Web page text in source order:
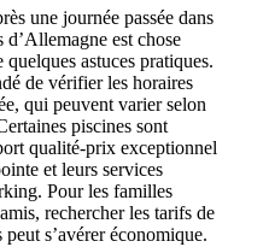
une journée passée dans
d’Allemagne est chose
astuces pratiques.
de vérifier les horaires
qui peuvent varier selon
piscines sont
qualité-prix exceptionnel
et leurs services
Pour les familles
rechercher les tarifs de
s’avérer économique.